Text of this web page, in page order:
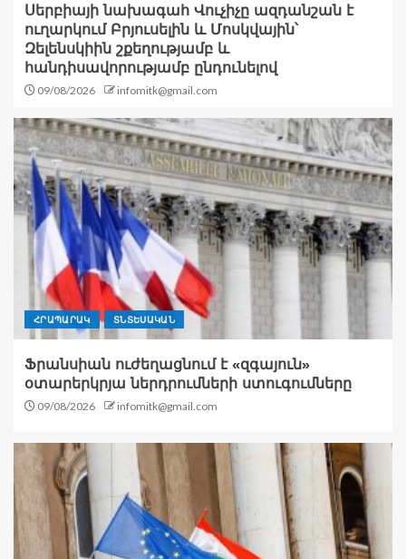
Սերբիայի նախագահ Վուչիչը ազդանշան է
ուղարկում Բրյուսելին և Մոսկվային՝
Զելենսկիին շքեղությամբ և
հանդիսավորությամբ ընդունելով
09/08/2026 infomitk@gmail.com
ՀՐԱՊԱՐԱԿ ՏՆՏԵՍԱԿԱՆ
Ֆրանսիան ուժեղացնում է «զգայուն»
օտարերկրյա ներդրումների ստուգումները
09/08/2026 infomitk@gmail.com